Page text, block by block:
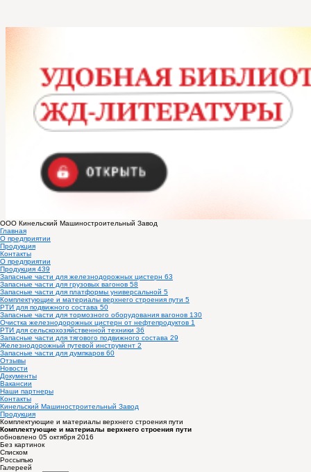
ООО Кинельский Машиностроительный Завод
Главная
О предприятии
Продукция
Контакты
О предприятии
Продукция 439
Запасные части для железнодорожных цистерн 63
Запасные части для грузовых вагонов 58
Запасные части для платформы универсальной 5
Комплектующие и материалы верхнего строения пути 5
РТИ для подвижного состава 50
Запасные части для тормозного оборудования вагонов 130
Очистка железнодорожных цистерн от нефтепродуктов 1
РТИ для сельскохозяйственной техники 36
Запасные части для тягового подвижного состава 29
Железнодорожный путевой инструмент 2
Запасные части для думпкаров 60
Отзывы
Новости
Документы
Вакансии
Наши партнеры
Контакты
Кинельский Машиностроительный Завод
Продукция
Комплектующие и материалы верхнего строения пути
Комплектующие и материалы верхнего строения пути
обновлено 05 октября 2016
Без картинок
Списком
Россыпью
Галереей